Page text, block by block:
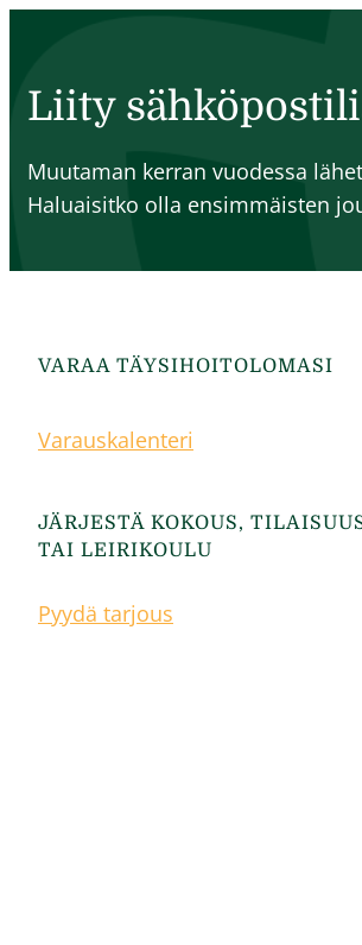
Liity
Muutaman kerran vuodessa
Haluaisitko olla ensimmäisten
VARAA TÄYSIHOITOLOMASI
Varauskalenteri
JÄRJESTÄ KOKOUS,
TAI LEIRIKOULU
Pyydä tarjous